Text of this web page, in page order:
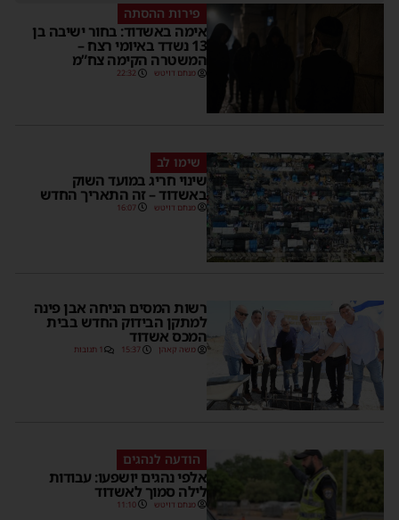
פירות ההסתה
אימה באשדוד: בחור ישיבה בן
13 נשדד באיומי רצח –
המשטרה הקימה צח”מ
מנחם דויטש 22:32
שימו לב
שינוי חריג במועד השוק
באשדוד – זה התאריך החדש
מנחם דויטש 16:07
רשות המסים הניחה אבן פינה
למתקן הבידוק החדש בבית
המכס אשדוד
משה קאהן 15:37 1 תגובות
הודעה לנהגים
אלפי נהגים יושפעו: עבודות
לילה סמוך לאשדוד
מנחם דויטש 11:10